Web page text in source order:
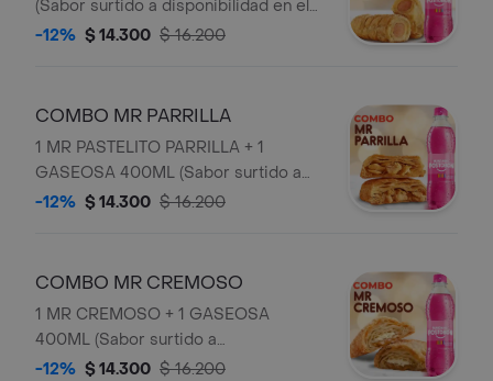
(Sabor surtido a disponibilidad en el
punto).
-12% $ 14.300 $ 16.200
COMBO MR PARRILLA
1 MR PASTELITO PARRILLA + 1
GASEOSA 400ML (Sabor surtido a
disponibilidad en el punto).
-12% $ 14.300 $ 16.200
COMBO MR CREMOSO
1 MR CREMOSO + 1 GASEOSA
400ML (Sabor surtido a
disponibilidad en el punto).
-12% $ 14.300 $ 16.200